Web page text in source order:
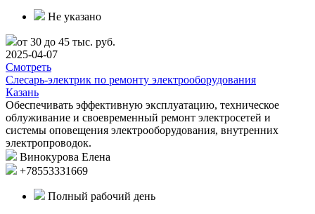
Не указано
от 30 до 45 тыс. руб.
2025-04-07
Смотреть
Слесарь-электрик по ремонту электрооборудования
Казань
Обеспечивать эффективную эксплуатацию, техническое
облуживание и своевременный ремонт электросетей и
системы оповещения электрооборудования, внутренних
электропроводок.
Винокурова Елена
+78553331669
Полный рабочий день